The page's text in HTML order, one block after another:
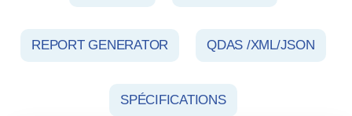
REPORT GENERATOR QDAS /XML/JSON
SPÉCIFICATIONS